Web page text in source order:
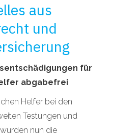
aus
und
für
abgabefrei
Helfer bei den
Testungen und
nun die